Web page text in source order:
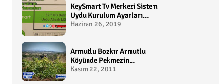
KeySmart Tv Merkezi Sistem
Uydu Kurulum Ayarları
Video anlatım -
Haziran 26, 2019
Armutlu Bozkır Armutlu
Köyünde Pekmezin
Hikayesi:Gezen Bilir Kontv
Kasım 22, 2011